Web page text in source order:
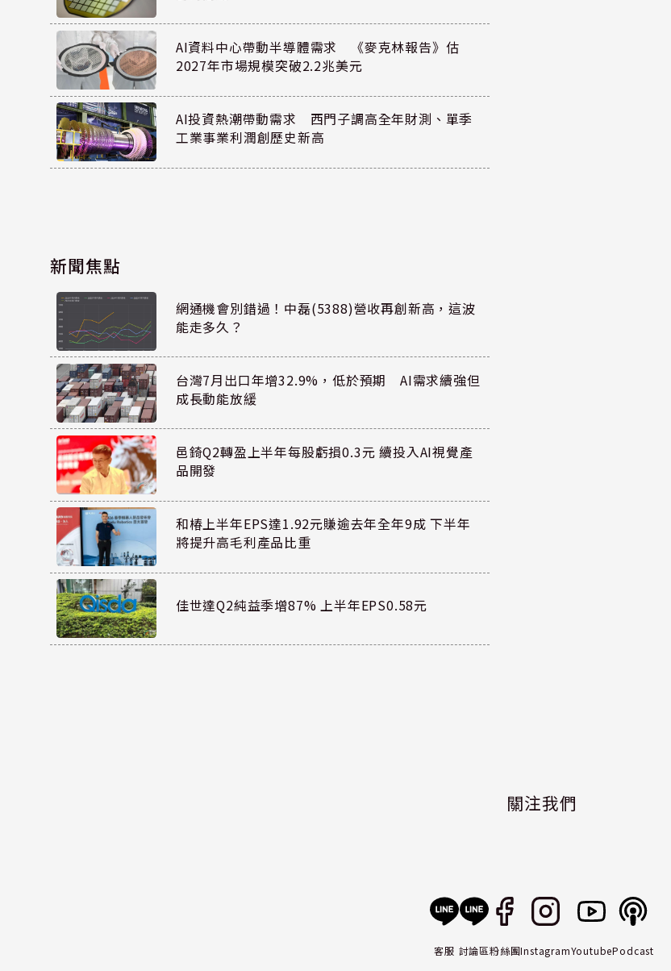
AI資料中心帶動半導體需求 《麥克林報告》估
2027年市場規模突破2.2兆美元
AI投資熱潮帶動需求 西門子調高全年財測、單季
工業事業利潤創歷史新高
新聞焦點
網通機會別錯過！中磊(5388)營收再創新高，這波
能走多久？
台灣7月出口年增32.9%，低於預期 AI需求續強但
成長動能放緩
邑錡Q2轉盈上半年每股虧損0.3元 續投入AI視覺產
品開發
和椿上半年EPS達1.92元賺逾去年全年9成 下半年
將提升高毛利產品比重
佳世達Q2純益季增87% 上半年EPS0.58元
關注我們
客服 討論區粉絲團InstagramYoutubePodcast